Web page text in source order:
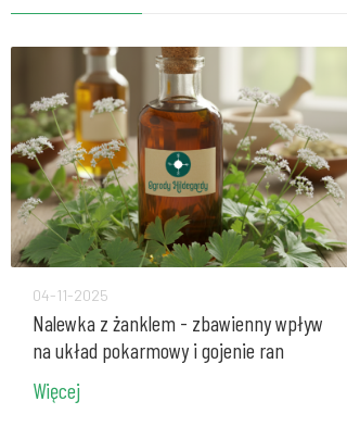
39.50zł
Przyprawy i zioła - koper włoski
nasiona 200g Bio*
26.90zł
Przyprawy i zioła - Bertram korzeń w
proszku 80g
56.60zł
Przyprawy i zioła - Galgant w proszku
04-11-2025
Nalewka z żanklem - zbawienny wpływ
na układ pokarmowy i gojenie ran
Więcej